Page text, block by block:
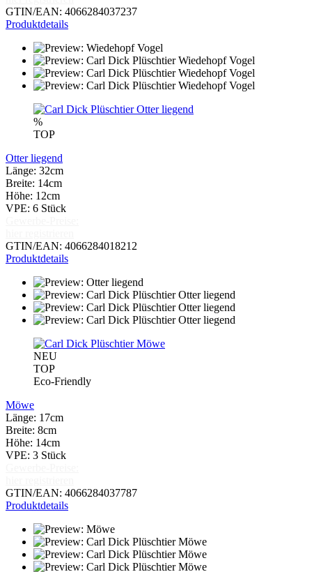
GTIN/EAN: 4066284037237
Produktdetails
%
TOP
Otter liegend
Länge: 32cm
Breite: 14cm
Höhe: 12cm
VPE: 6 Stück
GTIN/EAN: 4066284018212
Produktdetails
NEU
TOP
Eco-Friendly
Möwe
Länge: 17cm
Breite: 8cm
Höhe: 14cm
VPE: 3 Stück
GTIN/EAN: 4066284037787
Produktdetails